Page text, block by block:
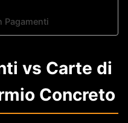
Pagamenti
vs Carte di
Concreto